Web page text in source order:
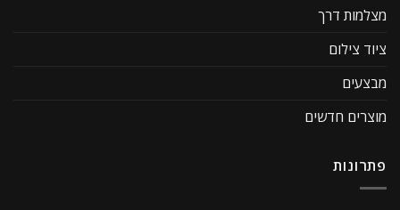
מצלמות דרך
ציוד צילום
מבצעים
מוצרים חדשים
פתרונות